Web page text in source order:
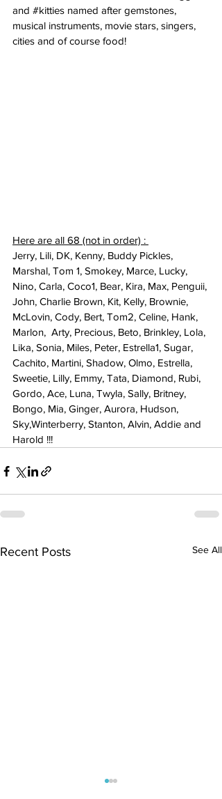
and #kitties named after gemstones,
musical instruments, movie stars, singers,
cities and of course food!
Here are all 68 (not in order) :
Jerry, Lili, DK, Kenny, Buddy Pickles,
Marshal, Tom 1, Smokey, Marce, Lucky,
Nino, Carla, Coco1, Bear, Kira, Max, Penguii,
John, Charlie Brown, Kit, Kelly, Brownie,
McLovin, Cody, Bert, Tom2, Celine, Hank,
Marlon,  Arty, Precious, Beto, Brinkley, Lola,
Lika, Sonia, Miles, Peter, Estrella1, Sugar,
Cachito, Martini, Shadow, Olmo, Estrella,
Sweetie, Lilly, Emmy, Tata, Diamond, Rubi,
Gordo, Ace, Luna, Twyla, Sally, Britney,
Bongo, Mia, Ginger, Aurora, Hudson,
Sky,Winterberry, Stanton, Alvin, Addie and
Harold !!!
Recent Posts See All